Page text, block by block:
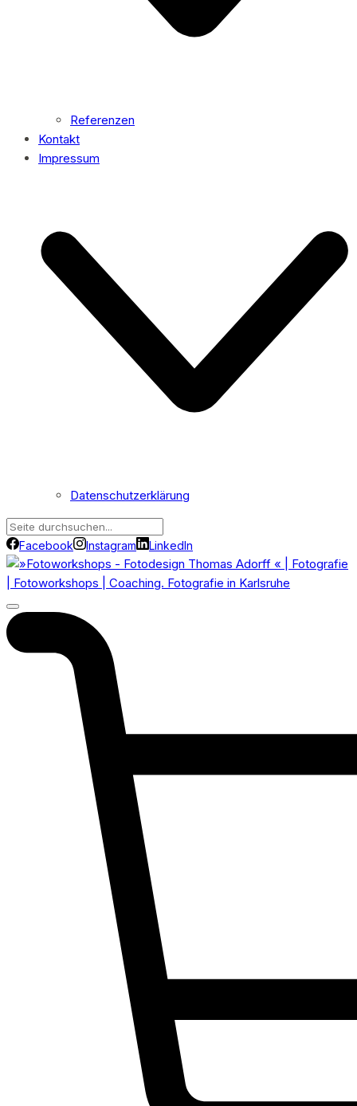
Referenzen
Kontakt
Impressum
Datenschutzerklärung
Facebook Instagram LinkedIn